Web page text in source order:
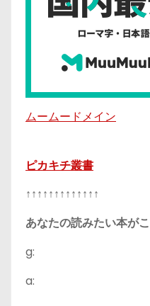
ムームードメイン
ピカキチ叢書
↑↑↑↑↑↑↑↑↑↑↑↑↑
あなたの読みたい本が
g:
a: